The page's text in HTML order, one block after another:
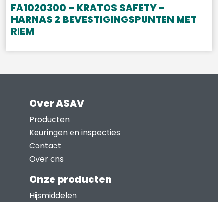
FA1020300 – KRATOS SAFETY –
HARNAS 2 BEVESTIGINGSPUNTEN MET
RIEM
Over ASAV
Producten
Keuringen en inspecties
Contact
Over ons
Onze producten
Hijsmiddelen